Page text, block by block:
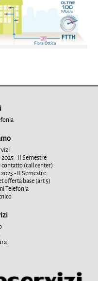
- II Semestre
(call center)
- II Semestre
offerta base (art 5)
Telefonia